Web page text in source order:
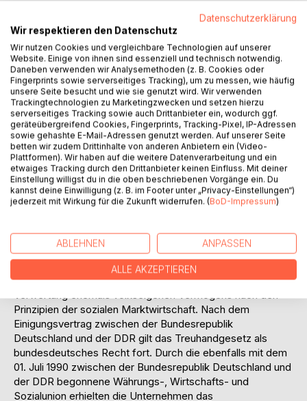
'Planwirtschaft' bezeichnet werden soll. In Dieser
bestimmten die zentralgeleiteten Kombinate und die ihnen
angeschlossenen volkseigenen Betriebe über ihre
Leistungserstellung und -verwertung nicht autonom,
sondern erhielten in Form technisch-wirtschaftlicher
Plankennziffern verbindliche Vorgaben über Wert, Menge
und Qualität der herzustellenden und abzusetzenden
Produkte. Somit hatte "nicht der Betrieb, sondern die
steuernde Instanz.. sich um 'richtige' Zweck- oder
Zielsetzungen zu bemühen."
Ausgehend vom Gesetz zur Privatisierung und
Reorganisation des volkseigenen Vermögens
(Treuhandgesetz), wurden am 01. Juli 1990 die bisher
volkseigenen Kombinate, Betriebe, Einrichtungen und
Kapitalgesellschaften umgewandelt und ihre
Gesellschaftsanteile von der Treuhandanstalt als neue
Inhaberin übernommen. Als eine Anstalt öffentlichen
Rechtes bestand ihre Aufgabe in der Privatisierung und
Verwertung ehemals volkseigenen Vermögens nach den
Prinzipien der sozialen Marktwirtschaft. Nach dem
Einigungsvertrag zwischen der Bundesrepublik
Deutschland und der DDR gilt das Treuhandgesetz als
bundesdeutsches Recht fort. Durch die ebenfalls mit dem
01. Juli 1990 zwischen der Bundesrepublik Deutschland und
der DDR begonnene Währungs-, Wirtschafts- und
Sozialunion erhielten die Unternehmen das
Datenschutzerklärung
Wir respektieren den Datenschutz
Wir nutzen Cookies und vergleichbare Technologien auf unserer
Website. Einige von ihnen sind essenziell und technisch notwendig.
Daneben verwenden wir Analysemethoden (z. B. Cookies oder
Fingerprints sowie serverseitiges Tracking), um zu messen, wie häufig
unsere Seite besucht und wie sie genutzt wird. Wir verwenden
Trackingtechnologien zu Marketingzwecken und setzen hierzu
serverseitiges Tracking sowie auch Drittanbieter ein, wodurch ggf.
geräteübergreifend Cookies, Fingerprints, Tracking-Pixel, IP-Adressen
sowie gehashte E-Mail-Adressen genutzt werden. Auf unserer Seite
betten wir zudem Drittinhalte von anderen Anbietern ein (Video-
Plattformen). Wir haben auf die weitere Datenverarbeitung und ein
etwaiges Tracking durch den Drittanbieter keinen Einfluss. Mit deiner
Einstellung willigst du in die oben beschriebenen Vorgänge ein. Du
kannst deine Einwilligung (z. B. im Footer unter „Privacy-Einstellungen“)
jederzeit mit Wirkung für die Zukunft widerrufen. (BoD-Impressum)
ABLEHNEN ANPASSEN
ALLE AKZEPTIEREN